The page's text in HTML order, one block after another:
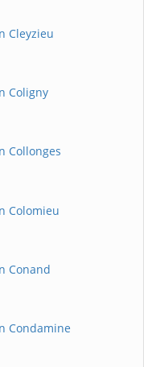
Cleyzieu
Coligny
Collonges
Colomieu
Conand
Condamine